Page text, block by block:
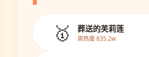
🥇 葬送的芙莉莲
周热度 835.2w